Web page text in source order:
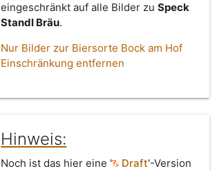
eingeschränkt auf alle Bilder zuSpeck
Standl Bräu.
Nur Bilder zur Biersorte Bock am Hof
Einschränkung entfernen
Hinweis:
Noch ist das hier eine ' Draft'-Version